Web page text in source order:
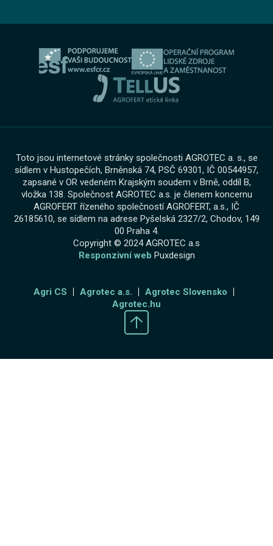
Servis AGROTEC Group
Zimní servisní akce
Cookies
Toto jsou internetové stránky společnosti AGROTEC a. s., se
sídlem v Hustopečích, Brněnská 74, PSČ 69301, IČ 00544957,
zapsané v OR vedeném Krajským soudem v Brně, oddíl B,
vložka 138. Společnost AGROTEC a.s. je členem koncernu
AGROFERT řízeného společností AGROFERT, a.s., IČ
26185610, se sídlem na adrese Pyšelská 2327/2, Chodov, 149
00 Praha 4.
Copyright © 2024 AGROTEC a.s
Responzivní web Puxdesign
Agri CS Agrotec a.s.
Agrotec Slovensko
Agrotec.hu